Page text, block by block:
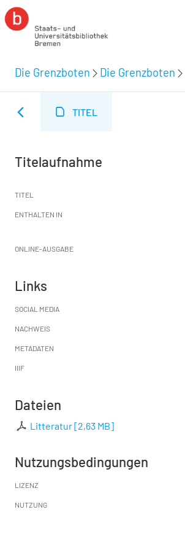
Die Grenzboten Die Grenzboten
TITEL
Titelaufnahme
TITEL
ENTHALTEN IN
ONLINE-AUSGABE
Links
SOCIAL MEDIA
NACHWEIS
METADATEN
IIIF
Dateien
Litteratur[2,63 MB]
Nutzungsbedingungen
LIZENZ
NUTZUNG